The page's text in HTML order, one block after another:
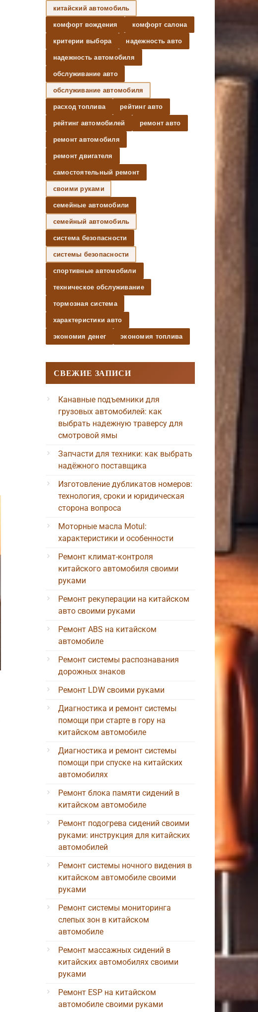
китайский автомобиль
комфорт вождения комфорт салона
критерии выбора надежность авто
надежность автомобиля
обслуживание авто
обслуживание автомобиля
расход топлива рейтинг авто
рейтинг автомобилей ремонт авто
ремонт автомобиля
ремонт двигателя
самостоятельный ремонт
своими руками
семейные автомобили
семейный автомобиль
система безопасности
системы безопасности
спортивные автомобили
техническое обслуживание
тормозная система
характеристики авто
экономия денег экономия топлива
СВЕЖИЕ ЗАПИСИ
Канавные подъемники для
грузовых автомобилей: как
выбрать надежную траверсу для
смотровой ямы
Запчасти для техники: как выбрать
надёжного поставщика
Изготовление дубликатов номеров:
технология, сроки и юридическая
сторона вопроса
Моторные масла Motul:
характеристики и особенности
Ремонт климат-контроля
китайского автомобиля своими
руками
Ремонт рекуперации на китайском
авто своими руками
Ремонт ABS на китайском
автомобиле
Ремонт системы распознавания
дорожных знаков
Ремонт LDW своими руками
Диагностика и ремонт системы
помощи при старте в гору на
китайском автомобиле
Диагностика и ремонт системы
помощи при спуске на китайских
автомобилях
Ремонт блока памяти сидений в
китайском автомобиле
Ремонт подогрева сидений своими
руками: инструкция для китайских
автомобилей
Ремонт системы ночного видения в
китайском автомобиле своими
руками
Ремонт системы мониторинга
слепых зон в китайском
автомобиле
Ремонт массажных сидений в
китайских автомобилях своими
руками
Ремонт ESP на китайском
автомобиле своими руками